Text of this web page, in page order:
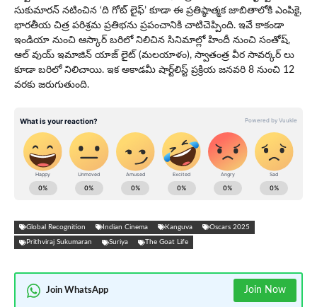
సుకుమారన్ నటించిన ‘ది గోట్ లైఫ్’ కూడా ఈ ప్రతిష్ఠాత్మక జాబితాలోకి ఎంపికై,
భారతీయ చిత్ర పరిశ్రమ ప్రతిభను ప్రపంచానికి చాటిచెప్పింది. ఇవే కాకండా
ఇండియా నుంచి ఆస్కార్‌ బరిలో నిలిచిన సినిమాల్లో హిందీ నుంచి సంతోష్‌,
ఆల్ వుయ్ ఇమాజిన్ యాజ్ లైట్ (మలయాళం), స్వాతంత్ర వీర సావర్కర్‌ లు
కూడా బరిలో నిలిచాయి. ఇక అకాడమీ షార్ట్‌లిస్ట్ ప్రక్రియ జనవరి 8 నుంచి 12
వరకు జరుగుతుంది.
Global Recognition Indian Cinema Kanguva Oscars 2025
Prithviraj Sukumaran Suriya The Goat Life
Join WhatsApp Join Now